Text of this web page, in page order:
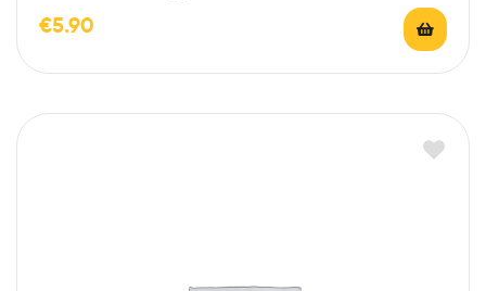
€5.90